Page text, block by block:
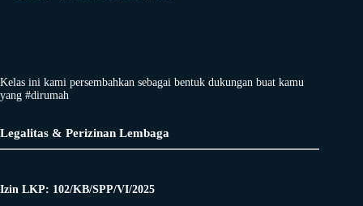
Kelas ini kami persembahkan sebagai bentuk dukungan buat kamu
yang #dirumah
Legalitas & Perizinan Lembaga
Izin LKP: 102/KB/SPP/VI/2025